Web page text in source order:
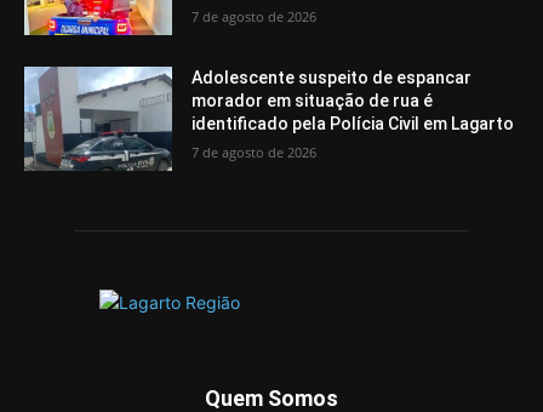
7 de agosto de 2026
Adolescente suspeito de espancar
morador em situação de rua é
identificado pela Polícia Civil em Lagarto
7 de agosto de 2026
Quem Somos